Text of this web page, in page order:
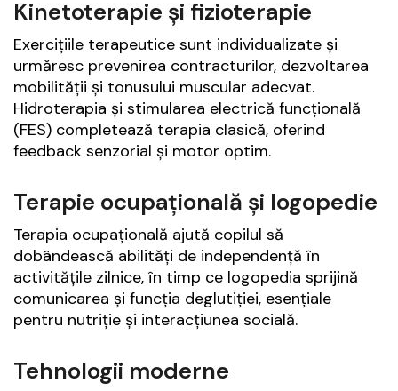
Kinetoterapie și fizioterapie
Exercițiile terapeutice sunt individualizate și
urmăresc prevenirea contracturilor, dezvoltarea
mobilității și tonusului muscular adecvat.
Hidroterapia și stimularea electrică funcțională
(FES) completează terapia clasică, oferind
feedback senzorial și motor optim.
Terapie ocupațională și logopedie
Terapia ocupațională ajută copilul să
dobândească abilități de independență în
activitățile zilnice, în timp ce logopedia sprijină
comunicarea și funcția deglutiției, esențiale
pentru nutriție și interacțiunea socială.
Tehnologii moderne